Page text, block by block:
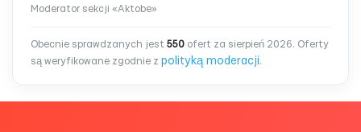
Moderator sekcji «Aktobe»
Obecnie sprawdzanych jest 550 ofert za sierpień 2026. Oferty
są weryfikowane zgodnie z polityką moderacji.